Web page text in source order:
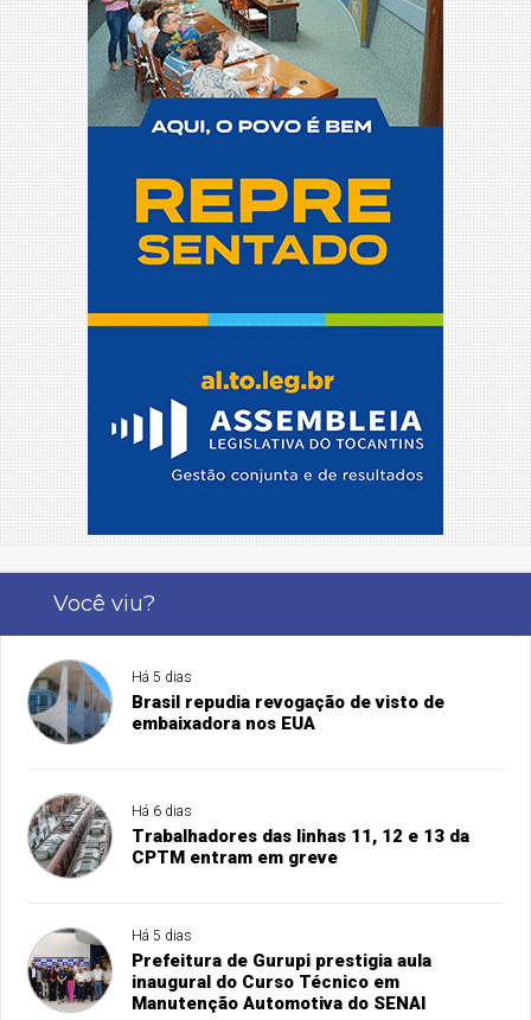
Você viu?
Há 5 dias
Brasil repudia revogação de visto de
embaixadora nos EUA
Há 6 dias
Trabalhadores das linhas 11, 12 e 13 da
CPTM entram em greve
Há 5 dias
Prefeitura de Gurupi prestigia aula
inaugural do Curso Técnico em
Manutenção Automotiva do SENAI